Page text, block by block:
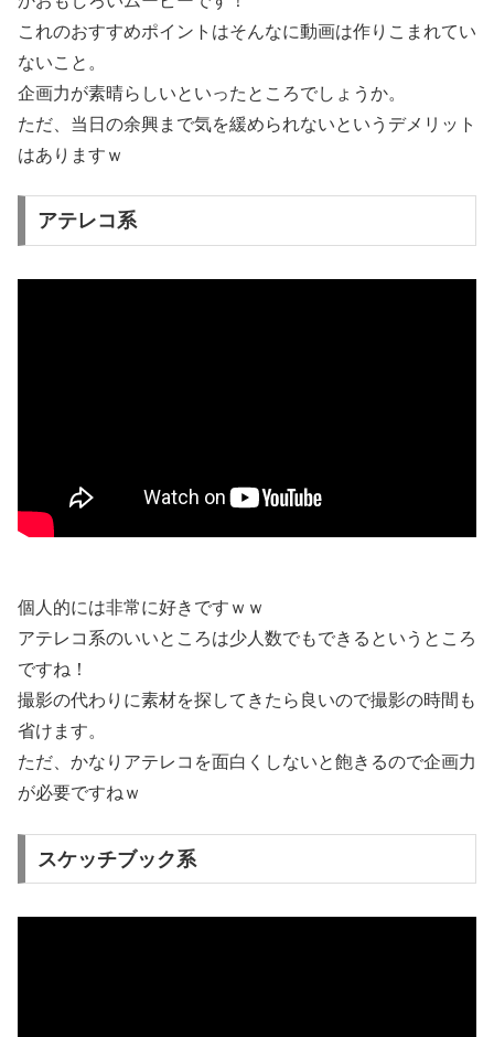
これのおすすめポイントはそんなに動画は作りこまれてい
ないこと。
企画力が素晴らしいといったところでしょうか。
ただ、当日の余興まで気を緩められないというデメリット
はありますｗ
アテレコ系
個人的には非常に好きですｗｗ
アテレコ系のいいところは少人数でもできるというところ
ですね！
撮影の代わりに素材を探してきたら良いので撮影の時間も
省けます。
ただ、かなりアテレコを面白くしないと飽きるので企画力
が必要ですねｗ
スケッチブック系